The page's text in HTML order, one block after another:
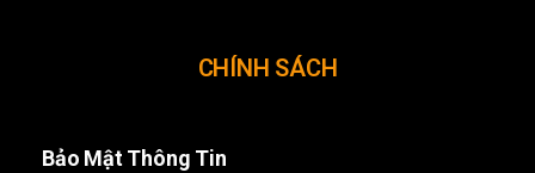
CHÍNH SÁCH
Bảo Mật Thông Tin